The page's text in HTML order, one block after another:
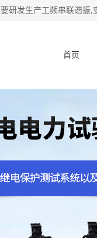
首页